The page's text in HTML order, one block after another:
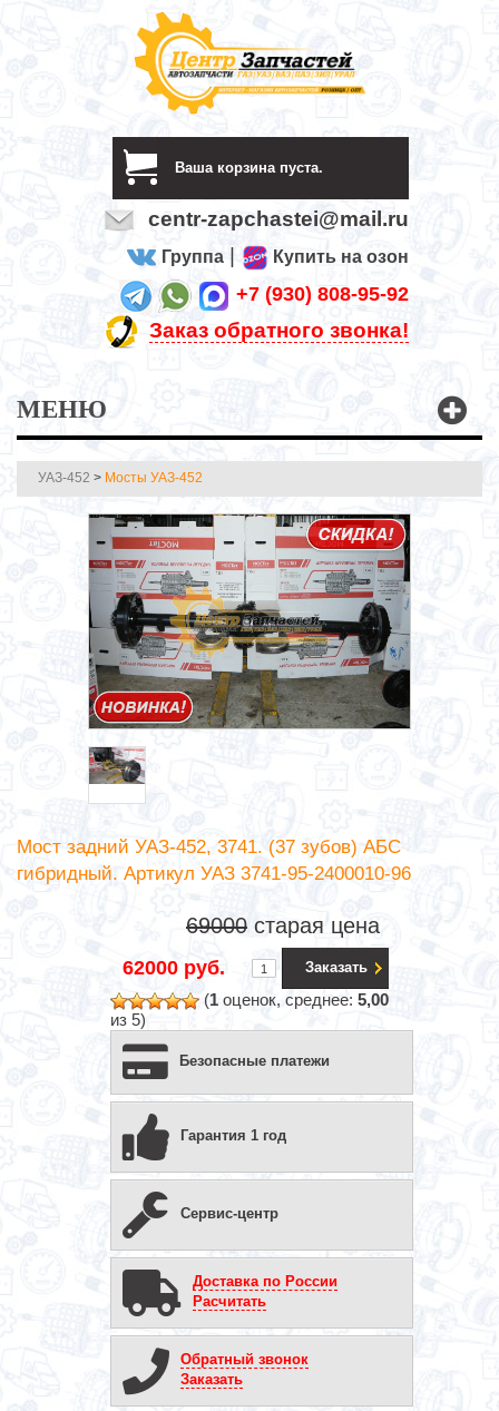
Ваша корзина пуста.
centr-zapchastei@mail.ru
Группа Купить на озон
+7 (930) 808-95-92
Заказ обратного звонка!
МЕНЮ
УАЗ-452 > Мосты УАЗ-452
Мост задний УАЗ-452, 3741. (37 зубов) АБС
гибридный. Артикул УАЗ 3741-95-2400010-96
69000 старая цена
62000 руб. Заказать
(1 оценок, среднее: 5,00
из 5)
Безопасные платежи
Гарантия 1 год
Сервис-центр
Доставка по России
Расчитать
Обратный звонок
Заказать